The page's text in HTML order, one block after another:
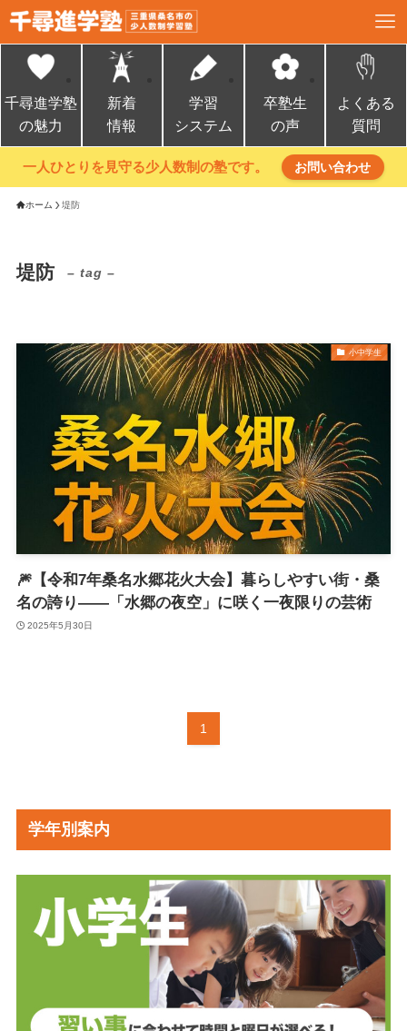
千尋進学塾
の魅力
新着
情報
学習
システム
卒塾生
の声
よくある
質問
一人ひとりを見守る少人数制の塾です。 お問い合わせ
ホーム 堤防
堤防 – tag –
小中学生
🎆【令和7年桑名水郷花火大会】暮らしやすい街・桑
名の誇り――「水郷の夜空」に咲く一夜限りの芸術
2025年5月30日
1
学年別案内